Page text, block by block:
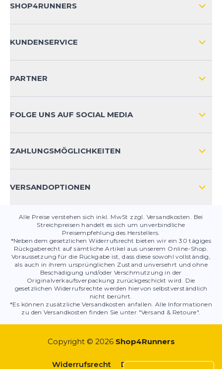
SHOP4RUNNERS
KUNDENSERVICE
KONTAKT
PRODUKTSICHERHEIT
PARTNER
FOLGE UNS AUF SOCIAL MEDIA
ZAHLUNGSMÖGLICHKEITEN
VERSANDOPTIONEN
Alle Preise verstehen sich inkl. MwSt zzgl. Versandkosten. Bei
Streichpreisen handelt es sich um unverbindliche
Preisempfehlung des Herstellers.
*Neben dem gesetzlichen Widerrufsrecht bieten wir ein 30 tägiges
Rückgaberecht auf sämtliche Artikel aus unserem Online-Shop.
Voraussetzung für die Rückgabe ist, dass diese sowohl vollständig,
als auch in ihrem ursprünglichen Zustand unversehrt und ohne
Beschädigung und/oder Verschmutzung in der
Originalverkaufsverpackung zurückgeschickt wird. Die
gesetzlichen Widerrufsrechte werden hiervon selbstverständlich
nicht berührt.
*Es können zusätzliche Versandkosten anfallen. Alle Informationen
zu den Versandkosten finden Sie unter "Versand & Retoure".
Copyright © 2026 Shop4Runners
Widerrufsrecht Datenschutz